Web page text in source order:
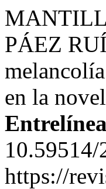
PÁEZ
en la
https://